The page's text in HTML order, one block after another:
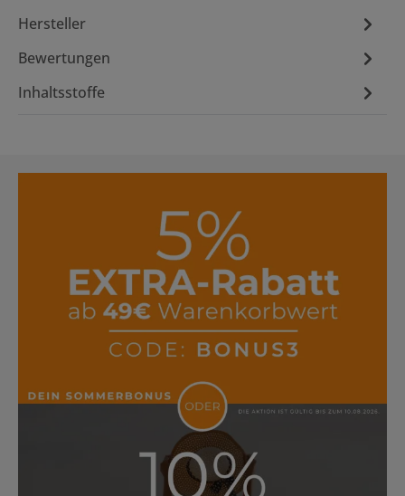
Hersteller
Bewertungen
Inhaltsstoffe